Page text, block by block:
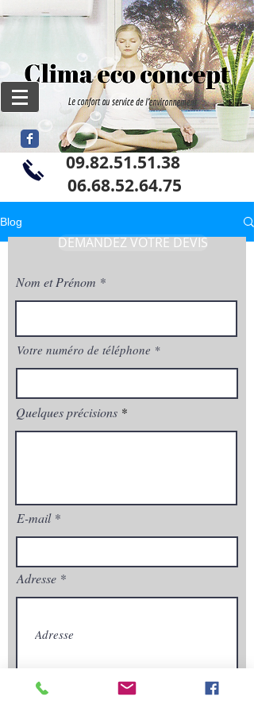
09.82.51.51.38
06.68.52.64.75
Blog
DEMANDEZ VOTRE DEVIS
Nom et Prénom
Votre numéro de téléphone
Quelques précisions
E-mail
Adresse
Envoyez